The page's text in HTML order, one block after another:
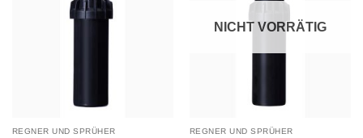
REGNER UND SPRÜHER
NICHT VORRÄTIG
REGNER UND SPRÜHER